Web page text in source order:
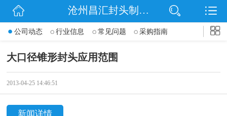
网站首页
沧州昌汇封头制造有限公司
公司动态 行业信息 常见问题 采购指南
大口径锥形封头应用范围
2013-04-25 14:46:51
新闻详情